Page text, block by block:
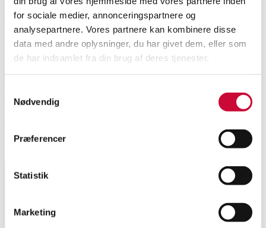
for sociale medier, annonceringspartnere og
analysepartnere. Vores partnere kan kombinere disse
data med andre oplysninger, du har givet dem, eller som
de har indsamlet fra din brug af deres tjenester.
Nødvendig
Præferencer
Statistik
Marketing
Oldsager
Aarhus DKK 5.000 6587312
Beskrivelse
forarbejde, L. 9-16 cm. En med påskrift 'Bisserop DK' (Bisserup?), en
anden med utydelig påskrift, muligvis '9/8-65 Silkeborg'. Endvidere en